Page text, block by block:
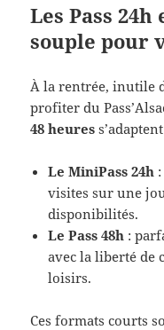
Les Pass
souple pour
À la rentrée, inutile
profiter du
48 heures
Le MiniPass 24h
visites sur une
disponibilités.
Le Pass 48h :
avec la liberté de
loisirs.
Ces formats courts